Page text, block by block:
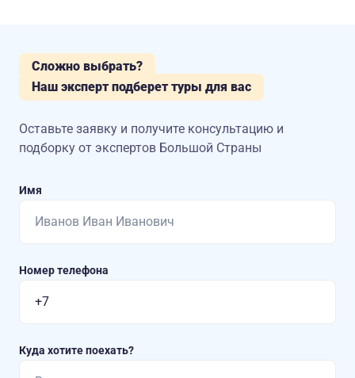
Сложно выбрать?
Наш эксперт подберет туры для вас
Оставьте заявку и получите консультацию и
подборку от экспертов Большой Страны
Имя
Номер телефона
Куда хотите поехать?